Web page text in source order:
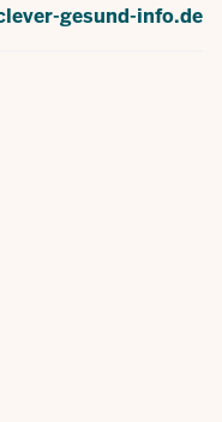
gesund-info.de